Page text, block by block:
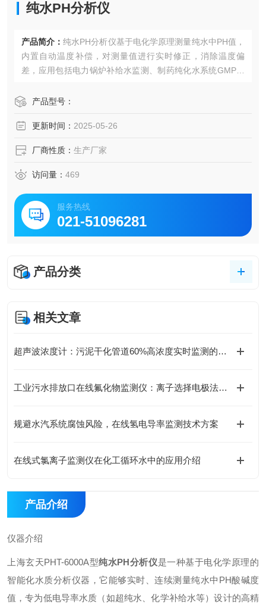
纯水PH分析仪
产品简介： 纯水PH分析仪基于电化学原理测量纯水中PH值，
内置自动温度补偿，对测量值进行实时修正，消除温度偏
差，应用包括电力锅炉补给水监测、制药纯化水系统GMP合
产品型号：
更新时间： 2025-05-26
厂商性质： 生产厂家
访问量： 469
服务热线
021-51096281
产品分类
相关文章
超声波浓度计：污泥干化管道60%高浓度实时监测的核心装备
工业污水排放口在线氟化物监测仪：离子选择电极法VS分光光度法对比分析
规避水汽系统腐蚀风险，在线氢电导率监测技术方案
在线式氯离子监测仪在化工循环水中的应用介绍
产品介绍
仪器介绍
上海玄天PHT-6000A型纯水PH分析仪是一种基于电化学原理的
智能化水质分析仪器，它能够实时、连续测量纯水中PH酸碱度
值，专为低电导率水质（如超纯水、化学补给水等）设计的高精